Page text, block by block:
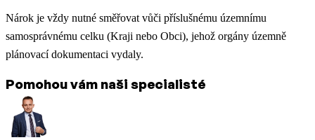
Nárok je vždy nutné směřovat vůči příslušnému územnímu
samosprávnému celku (Kraji nebo Obci), jehož orgány územně
plánovací dokumentaci vydaly.
Pomohou vám naši specialisté